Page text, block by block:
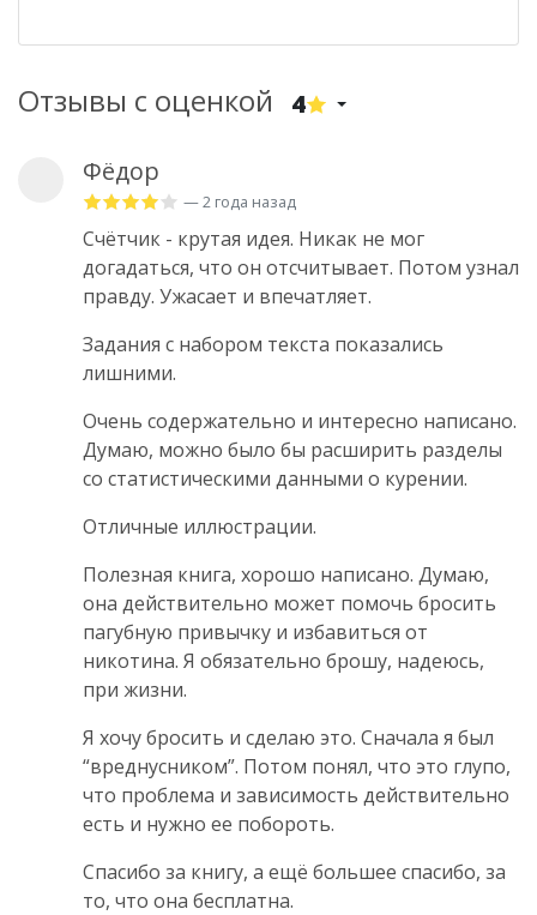
Отзывы с оценкой 4
Фёдор
— 2 года назад
Счётчик - крутая идея. Никак не мог
догадаться, что он отсчитывает. Потом узнал
правду. Ужасает и впечатляет.
Задания с набором текста показались
лишними.
Очень содержательно и интересно написано.
Думаю, можно было бы расширить разделы
со статистическими данными о курении.
Отличные иллюстрации.
Полезная книга, хорошо написано. Думаю,
она действительно может помочь бросить
пагубную привычку и избавиться от
никотина. Я обязательно брошу, надеюсь,
при жизни.
Я хочу бросить и сделаю это. Сначала я был
“вреднусником”. Потом понял, что это глупо,
что проблема и зависимость действительно
есть и нужно ее побороть.
Спасибо за книгу, а ещё большее спасибо, за
то, что она бесплатна.